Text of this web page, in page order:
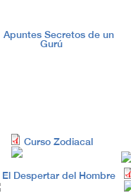
Apuntes Secretos de un
Gurú
Curso Zodiacal
El Despertar del Hombre